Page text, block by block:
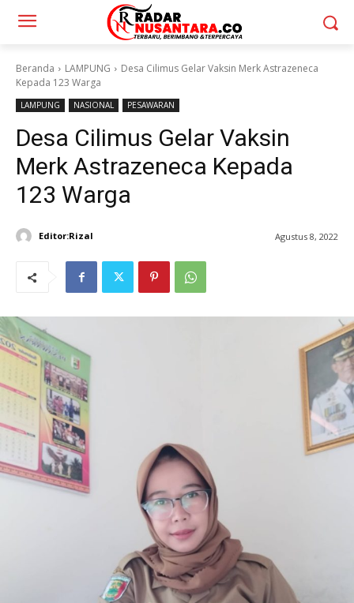
Beranda LAMPUNG
Desa Cilimus Gelar Vaksin Merk Astrazeneca
Kepada 123 Warga
LAMPUNG NASIONAL PESAWARAN
Desa Cilimus Gelar Vaksin
Merk Astrazeneca Kepada
123 Warga
Editor:Rizal Agustus 8, 2022